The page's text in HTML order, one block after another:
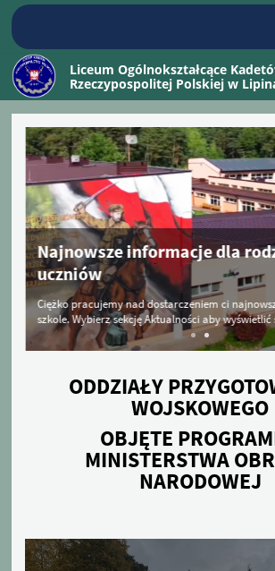
Liceum Ogólnokształcące
Rzeczypospolitej Polskiej w
Strona
główna
Najnowsze informacje dla
uczniów
Ciężko pracujemy nad dostarczeniem ci
szkole. Wybierz sekcję Aktualności aby wyświetlić
ODDZIAŁY
WOJSKOWEGO
OBJĘTE
MINISTERSTWA
NARODOWEJ